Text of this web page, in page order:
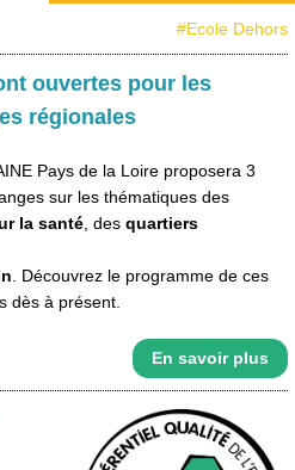
#Ecole Dehors
ouvertes pour les
régionales
Pays de la Loire proposera 3
sur les thématiques des
la santé , des quartiers
. Découvrez le programme de ces
dès à présent.
En savoir plus